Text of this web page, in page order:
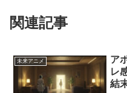
関連記事
未来アニメ
ア
レ
結